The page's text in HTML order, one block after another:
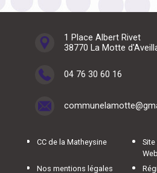
1 Place Albert Rivet
38770 La Motte
04 76 30 60 16
CC de la Matheysine
Nos mentions légales